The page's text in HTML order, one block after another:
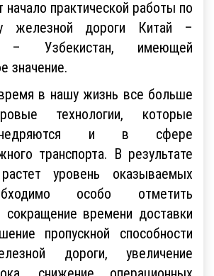
практической работы по
железной дороги Китай –
– Узбекистан, имеющей
значение.
в нашу жизнь все больше
технологии, которые
и в сфере
транспорта. В результате
уровень оказываемых
особо отметить
сокращение времени доставки
пропускной способности
дороги, увеличение